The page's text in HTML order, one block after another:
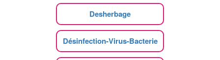
Desherbage
Désinfection-Virus-Bacterie